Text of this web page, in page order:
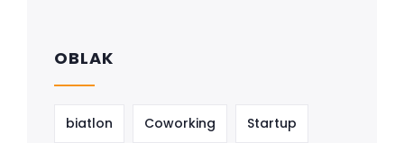
OBLAK
biatlon Coworking Startup